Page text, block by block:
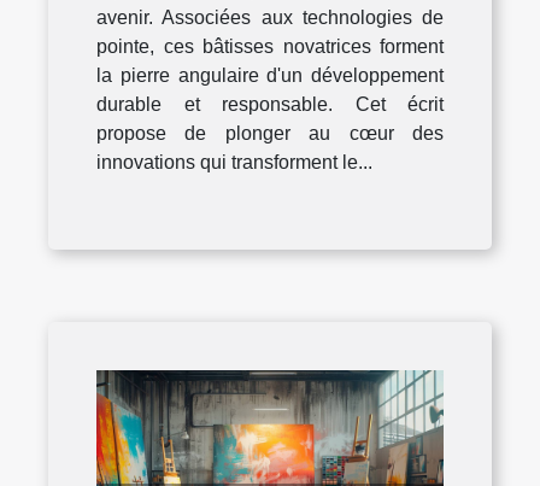
avenir. Associées aux technologies de
pointe, ces bâtisses novatrices forment
la pierre angulaire d'un développement
durable et responsable. Cet écrit
propose de plonger au cœur des
innovations qui transforment le...